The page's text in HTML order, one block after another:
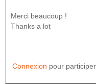
Merci beaucoup !
Thanks a lot
Connexion pour